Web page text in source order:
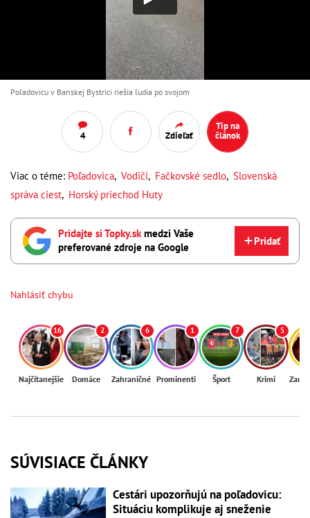
Poľadovicu v Banskej Bystrici riešia ľudia po svojom
4 Zdieľať
Tip na
článok
Viac o téme: Poľadovica, Vodiči, Fačkovské sedlo, Slovenská
správa ciest, Horský priechod Huty
Pridajte si Topky.skmedzi Vaše
preferované zdroje na Google
Pridať
Nahlásiť chybu
16
Najčítanejšie
2
Domáce
6
Zahraničné
1
Prominenti
7
Šport
5
Krimi
SÚVISIACE ČLÁNKY
Cestári upozorňujú na poľadovicu:
Situáciu komplikuje aj sneženie